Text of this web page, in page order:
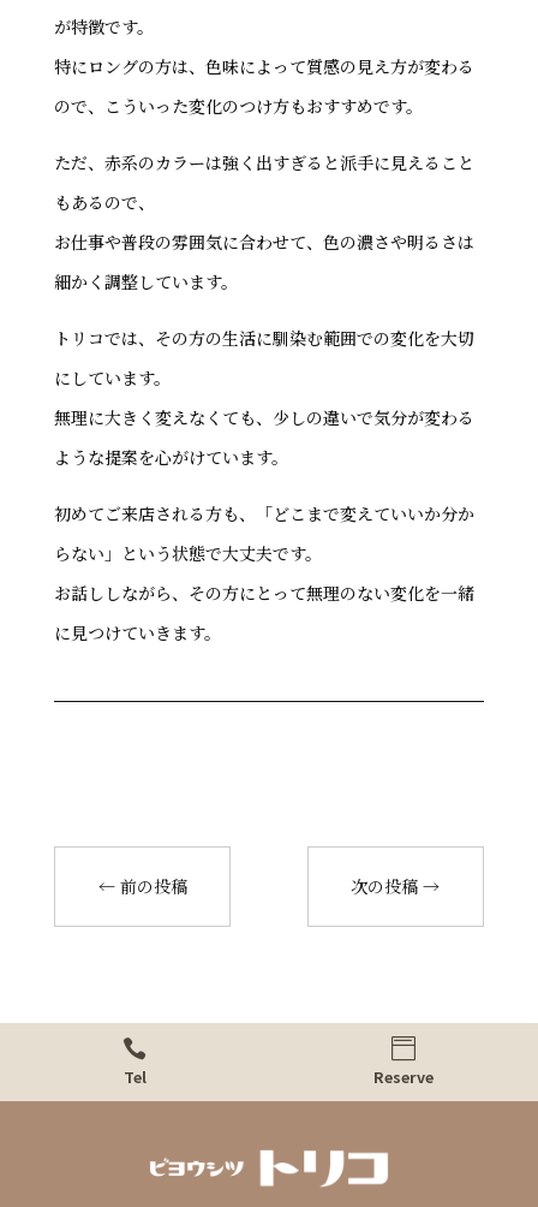
が特徴です。
特にロングの方は、色味によって質感の見え方が変わる
ので、こういった変化のつけ方もおすすめです。
ただ、赤系のカラーは強く出すぎると派手に見えること
もあるので、
お仕事や普段の雰囲気に合わせて、色の濃さや明るさは
細かく調整しています。
トリコでは、その方の生活に馴染む範囲での変化を大切
にしています。
無理に大きく変えなくても、少しの違いで気分が変わる
ような提案を心がけています。
初めてご来店される方も、「どこまで変えていいか分か
らない」という状態で大丈夫です。
お話ししながら、その方にとって無理のない変化を一緒
に見つけていきます。
← 前の投稿 次の投稿 →

Tel

Reserve